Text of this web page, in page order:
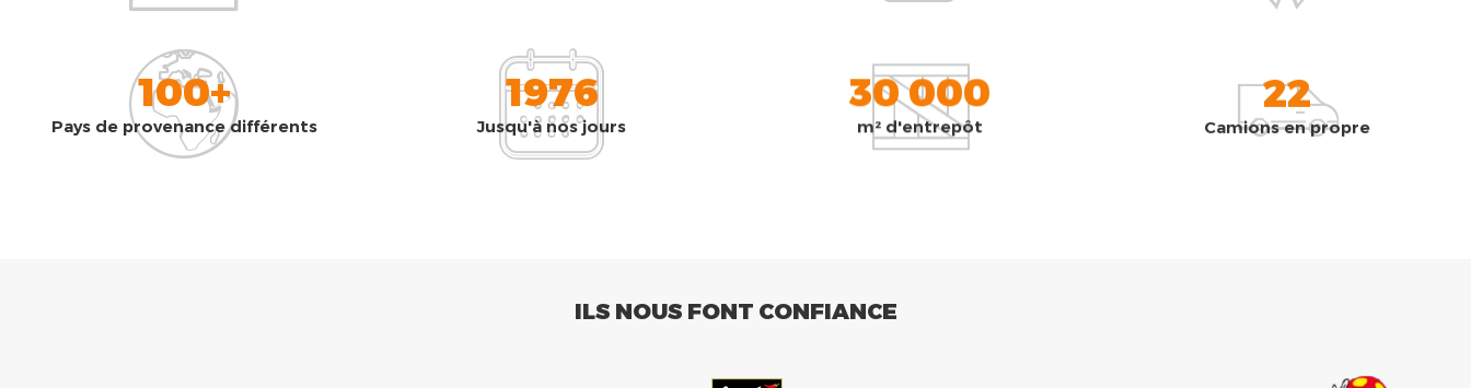
100+
Pays de provenance différents
1976
Jusqu'à nos jours
30 000
m² d'entrepôt
22
Camions en propre
ILS NOUS FONT CONFIANCE